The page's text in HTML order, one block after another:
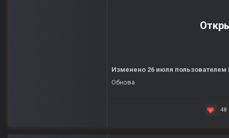
Изменено 26 июля пользователем
Обнова
48